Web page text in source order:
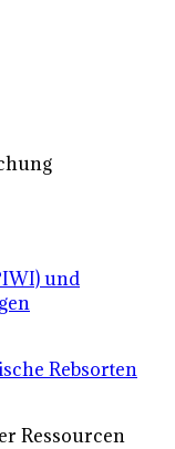
und
Rebsorten
Ressourcen